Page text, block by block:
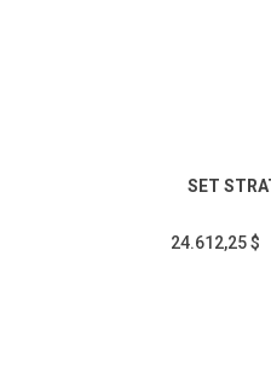
SET
24.612,25 $